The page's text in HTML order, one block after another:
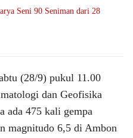
Seni 90 Seniman dari 28
(28/9) pukul 11.00
dan Geofisika
ada 475 kali gempa
magnitudo 6,5 di Ambon